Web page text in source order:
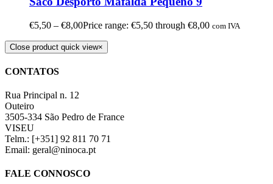
€5,50 – €8,00Price range: €5,50 through €8,00 com IVA
Close product quick view×
CONTATOS
Rua Principal n. 12
Outeiro
3505-334 São Pedro de France
VISEU
Telm.: [+351] 92 811 70 71
Email: geral@ninoca.pt
FALE CONNOSCO